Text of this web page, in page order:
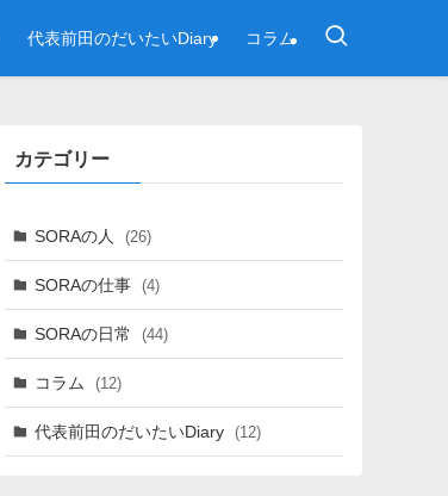
代表前田のだいたいDiary コラム
カテゴリー
SORAの人 (26)
SORAの仕事 (4)
SORAの日常 (44)
コラム (12)
代表前田のだいたいDiary (12)